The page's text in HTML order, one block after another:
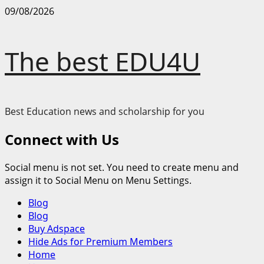
Skip
09/08/2026
The best EDU4U
Best Education news and scholarship for you
Connect with Us
Social menu is not set. You need to create menu and
assign it to Social Menu on Menu Settings.
Primary
Menu
Blog
Blog
Buy Adspace
Hide Ads for Premium Members
Home